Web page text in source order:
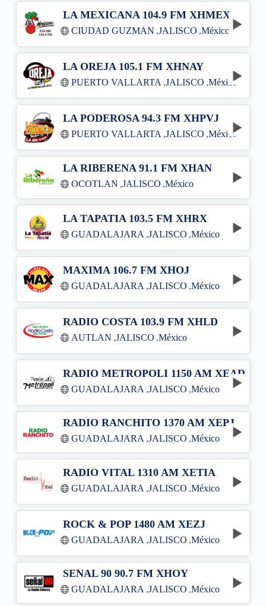
LA MEXICANA 104.9 FM XHMEX
CIUDAD GUZMÁN ,JALISCO ,México
LA OREJA 105.1 FM XHNAY
PUERTO VALLARTA ,JALISCO ,México
LA PODEROSA 94.3 FM XHPVJ
PUERTO VALLARTA ,JALISCO ,México
LA RIBERENA 91.1 FM XHAN
OCOTLAN ,JALISCO ,México
LA TAPATIA 103.5 FM XHRX
GUADALAJARA ,JALISCO ,México
MAXIMA 106.7 FM XHOJ
GUADALAJARA ,JALISCO ,México
RADIO COSTA 103.9 FM XHLD
AUTLAN ,JALISCO ,México
RADIO METROPOLI 1150 AM XEAD
GUADALAJARA ,JALISCO ,México
RADIO RANCHITO 1370 AM XEPJ
GUADALAJARA ,JALISCO ,México
RADIO VITAL 1310 AM XETIA
GUADALAJARA ,JALISCO ,México
ROCK & POP 1480 AM XEZJ
GUADALAJARA ,JALISCO ,México
SENAL 90 90.7 FM XHOY
GUADALAJARA ,JALISCO ,México